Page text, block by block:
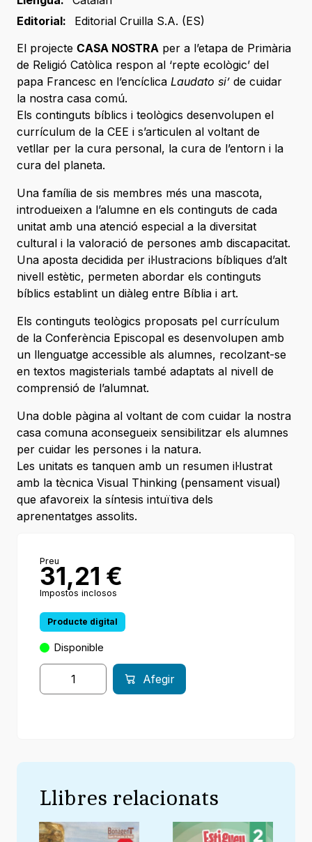
Editorial:
Editorial Cruilla S.A. (ES)
El projecte CASA NOSTRA per a l’etapa de Primària
de Religió Catòlica respon al ‘repte ecològic’ del
papa Francesc en l’encíclica Laudato si’ de cuidar
la nostra casa comú.
Els continguts bíblics i teològics desenvolupen el
currículum de la CEE i s’articulen al voltant de
vetllar per la cura personal, la cura de l’entorn i la
cura del planeta.
Una família de sis membres més una mascota,
introdueixen a l’alumne en els continguts de cada
unitat amb una atenció especial a la diversitat
cultural i la valoració de persones amb discapacitat.
Una aposta decidida per il·lustracions bíbliques d’alt
nivell estètic, permeten abordar els continguts
bíblics establint un diàleg entre Bíblia i art.
Els continguts teològics proposats pel currículum
de la Conferència Episcopal es desenvolupen amb
un llenguatge accessible als alumnes, recolzant-se
en textos magisterials també adaptats al nivell de
comprensió de l’alumnat.
Una doble pàgina al voltant de com cuidar la nostra
casa comuna aconsegueix sensibilitzar els alumnes
per cuidar les persones i la natura.
Les unitats es tanquen amb un resumen il·lustrat
amb la tècnica Visual Thinking (pensament visual)
que afavoreix la síntesis intuïtiva dels
aprenentatges assolits.
Preu
31,21 €
Impostos inclosos
Producte digital
Disponible
Afegir
Llibres relacionats